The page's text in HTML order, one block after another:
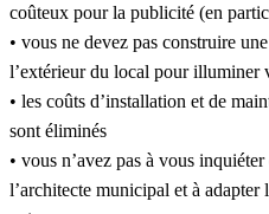
coûteux pour la publicité (en
• vous ne devez pas construire
l’extérieur du local pour illuminer
• les coûts d’installation et de
sont éliminés
• vous n’avez pas à vous
l’architecte municipal et à